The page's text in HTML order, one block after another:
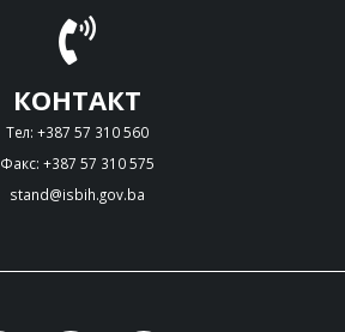
КОНТАКТ
Тел: +387 57 310 560
Факс: +387 57 310 575
stand@isbih.gov.ba